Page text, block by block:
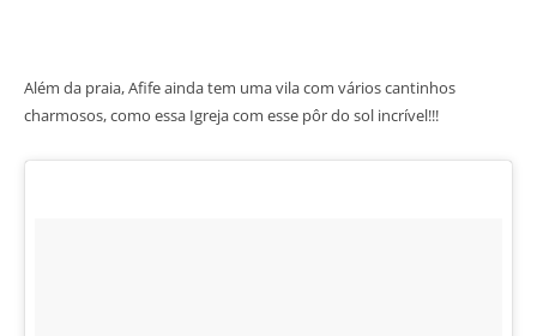
Além da praia, Afife ainda tem uma vila com vários cantinhos
charmosos, como essa Igreja com esse pôr do sol incrível!!!